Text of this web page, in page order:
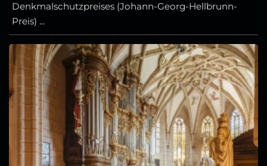
Denkmalschutzpreises (Johann-Georg-Hellbrunn-
Preis) ...